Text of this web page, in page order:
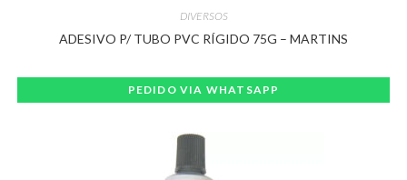
DIVERSOS
ADESIVO P/ TUBO PVC RÍGIDO 75G – MARTINS
PEDIDO VIA WHATSAPP